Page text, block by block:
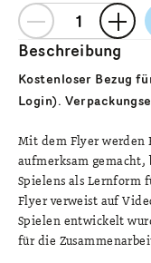
Beschreibung
Kostenloser Bezug
Login).
Mit dem Flyer werden
aufmerksam gemacht,
Spielens als Lernform
Flyer verweist auf
Spielen entwickelt
für die